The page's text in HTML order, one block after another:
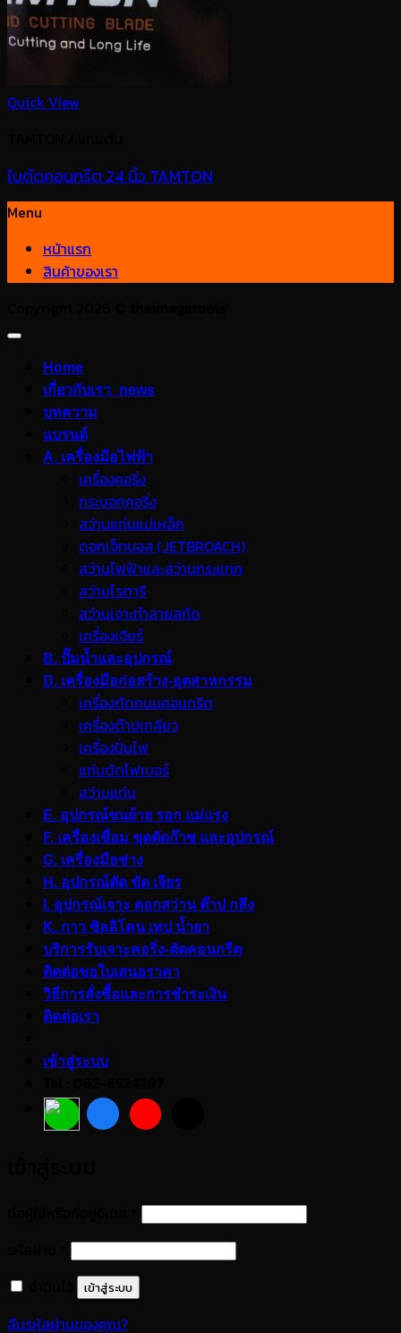
Quick View
ใบตัดคอนกรีต 24 นิ้ว TAMTON
Menu
หน้าแรก
สินค้าของเรา
Home
เกี่ยวกับเรา_news
บทความ
แบรนด์
A. เครื่องมือไฟฟ้า
เครื่องคอริ่ง
กระบอกคอริ่ง
สว่านแท่นแม่เหล็ก
ดอกเจ็ทบอส (JETBROACH)
สว่านไฟฟ้าและสว่านกระแทก
สว่านโรตารี
สว่านเจาะทำลายสกัด
เครื่องเจียร์
B. ปั๊มน้ำและอุปกรณ์
D. เครื่องมือก่อสร้าง-อุตสาหกรรม
เครื่องตัดถนนคอนกรีต
เครื่องต๊าปเกลียว
เครื่องปั่นไฟ
แท่นตัดไฟเบอร์
สว่านแท่น
E. อุปกรณ์ขนย้าย รอก แม่แรง
F. เครื่องเชื่อม ชุดตัดก๊าซ และอุปกรณ์
G. เครื่องมือช่าง
H. อุปกรณ์ตัด ขัด เจียร
I. อุปกรณ์เจาะ ดอกสว่าน ต๊าป กลึง
K. กาว ซิลลิโคน เทป น้ำยา
บริการรับเจาะคอริ่ง-ตัดคอนกรีต
ติดต่อขอใบเสนอราคา
วิธีการสั่งซื้อและการชำระเงิน
ติดต่อเรา
เข้าสู่ระบบ
ต้องการ
ต้องการ
เข้าสู่ระบบ
ลืมรหัสผ่านของคุณ?